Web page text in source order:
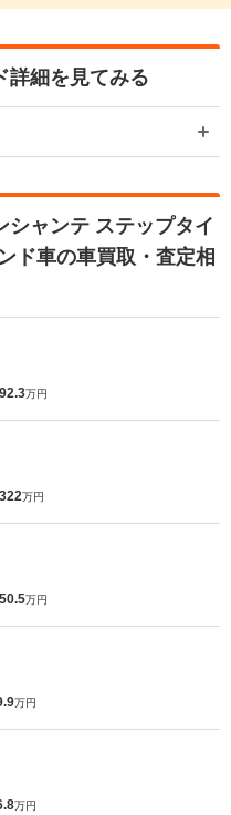
詳細を見てみる
シャンテ ステップタイ
ド車の車買取・査定相
万円
322万円
万円
万円
万円